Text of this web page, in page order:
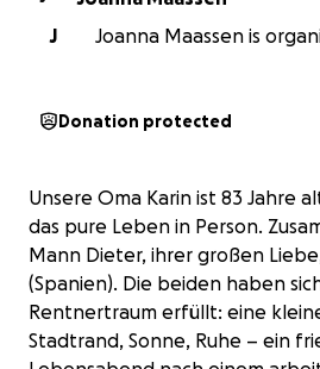
J
Joanna Maassen is
Donation protected
Unsere Oma Karin ist 83 Jahre
das pure Leben in Person.
Mann Dieter, ihrer großen
(Spanien). Die beiden haben
Rentnertraum erfüllt: eine
Stadtrand, Sonne, Ruhe – ein